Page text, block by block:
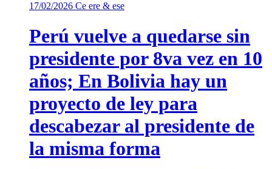
17/02/2026 Ce ere & ese
Perú vuelve a quedarse sin
presidente por 8va vez en 10
años; En Bolivia hay un
proyecto de ley para
descabezar al presidente de
la misma forma